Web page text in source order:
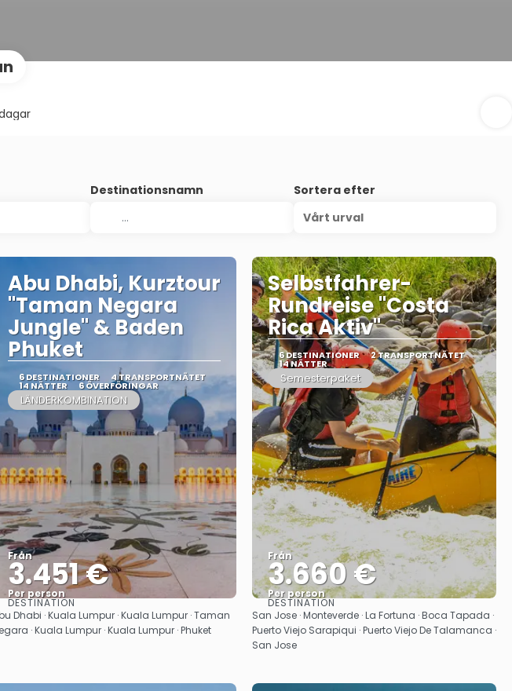
Destinationsnamn
Sortera efter
Vårt urval
Abu Dhabi, Kurztour
"Taman Negara
Jungle" & Baden
Phuket
6 DESTINATIONER 4 TRANSPORTNÄTET
14 NÄTTER 6 ÖVERFÖRINGAR
LÄNDERKOMBINATION
Från
3.451 €
Per person
Se
DESTINATION
Dhabi · Kuala Lumpur · Kuala Lumpur · Taman
· Kuala Lumpur · Kuala Lumpur · Phuket
Selbstfahrer-
Rundreise "Costa
Rica Aktiv"
6 DESTINATIONER 2 TRANSPORTNÄTET
14 NÄTTER
Semesterpaket
Från
3.660 €
Per person
Se
DESTINATION
San Jose · Monteverde · La Fortuna · Boca Tapada ·
Puerto Viejo Sarapiqui · Puerto Viejo De Talamanca ·
San Jose